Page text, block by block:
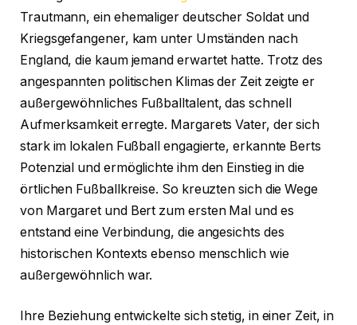
Trautmann, ein ehemaliger deutscher Soldat und
Kriegsgefangener, kam unter Umständen nach
England, die kaum jemand erwartet hatte. Trotz des
angespannten politischen Klimas der Zeit zeigte er
außergewöhnliches Fußballtalent, das schnell
Aufmerksamkeit erregte. Margarets Vater, der sich
stark im lokalen Fußball engagierte, erkannte Berts
Potenzial und ermöglichte ihm den Einstieg in die
örtlichen Fußballkreise. So kreuzten sich die Wege
von Margaret und Bert zum ersten Mal und es
entstand eine Verbindung, die angesichts des
historischen Kontexts ebenso menschlich wie
außergewöhnlich war.
Ihre Beziehung entwickelte sich stetig, in einer Zeit, in